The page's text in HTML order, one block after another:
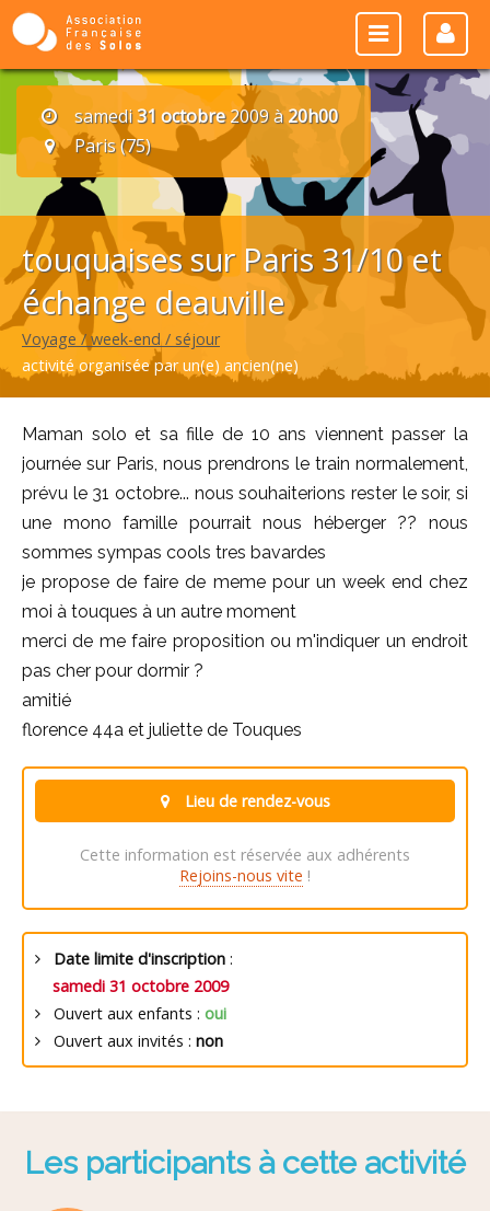
samedi31 octobre2009 à20h00
Paris (75)
touquaises sur Paris 31/10 et
échange deauville
Voyage / week-end / séjour
activité organisée par un(e) ancien(ne)
Maman solo et sa fille de 10 ans viennent passer la
journée sur Paris, nous prendrons le train normalement,
prévu le 31 octobre... nous souhaiterions rester le soir, si
une mono famille pourrait nous héberger ?? nous
sommes sympas cools tres bavardes
je propose de faire de meme pour un week end chez
moi à touques à un autre moment
merci de me faire proposition ou m'indiquer un endroit
pas cher pour dormir ?
amitié
florence 44a et juliette de Touques
Lieu de rendez-vous
Cette information est réservée aux adhérents
Rejoins-nous vite !
Date limite d'inscription :
samedi 31 octobre 2009
Ouvert aux enfants : oui
Ouvert aux invités : non
Les participants à cette activité